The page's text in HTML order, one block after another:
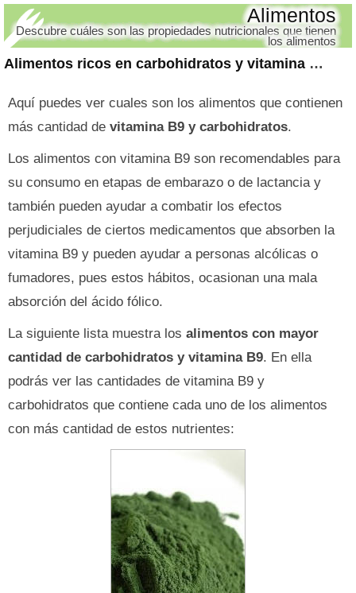
Alimentos ricos en carbohidratos y vitamina B9
Alimentos
Descubre cuáles son las propiedades nutricionales que tienen
los alimentos
Aquí puedes ver cuales son los alimentos que contienen
más cantidad de vitamina B9 y carbohidratos.
Los alimentos con vitamina B9 son recomendables para
su consumo en etapas de embarazo o de lactancia y
también pueden ayudar a combatir los efectos
perjudiciales de ciertos medicamentos que absorben la
vitamina B9 y pueden ayudar a personas alcólicas o
fumadores, pues estos hábitos, ocasionan una mala
absorción del ácido fólico.
La siguiente lista muestra los alimentos con mayor
cantidad de carbohidratos y vitamina B9. En ella
podrás ver las cantidades de vitamina B9 y
carbohidratos que contiene cada uno de los alimentos
con más cantidad de estos nutrientes: